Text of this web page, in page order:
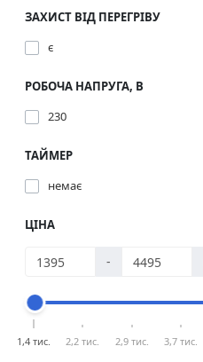
ЗАХИСТ ВІД ПЕРЕГРІВУ
є
РОБОЧА НАПРУГА, В
230
ТАЙМЕР
немає
ЦІНА
-
1,4 тис. 2,2 тис. 2,9 тис. 3,7 тис.